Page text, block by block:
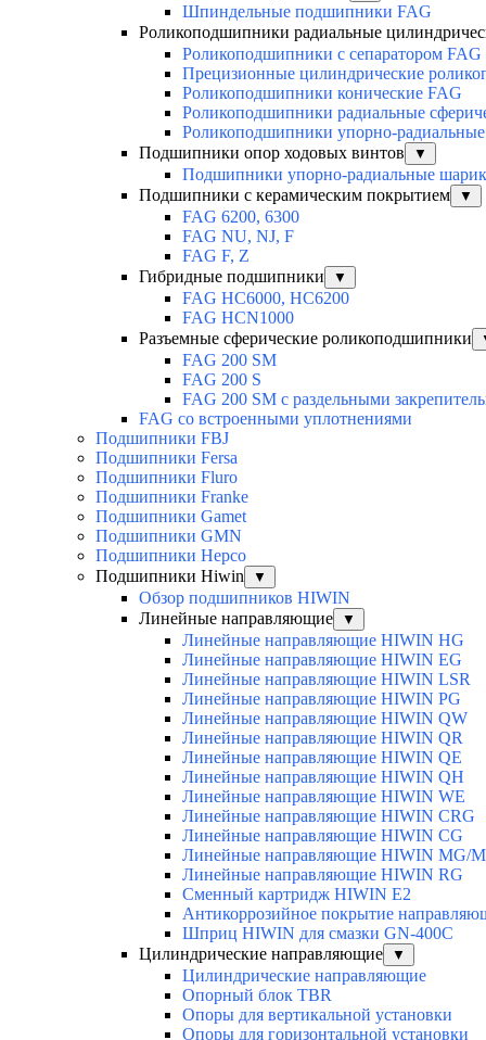
Шпиндельные подшипники FAG
Роликоподшипники радиальные
Роликоподшипники с сепаратором FAG
Прецизионные цилиндрические
Роликоподшипники конические FAG
Роликоподшипники радиальные
Роликоподшипники упорно-
Подшипники опор ходовых винтов
▼
Подшипники упорно-радиальные
Подшипники с керамическим покрытием
▼
FAG 6200, 6300
FAG NU, NJ, F
FAG F, Z
Гибридные подшипники
▼
FAG HC6000, HC6200
FAG HCN1000
Разъемные сферические роликоподшипники
FAG 200 SM
FAG 200 S
FAG 200 SM с раздельными
FAG со встроенными уплотнениями
Подшипники FBJ
Подшипники Fersa
Подшипники Fluro
Подшипники Franke
Подшипники Gamet
Подшипники GMN
Подшипники Hepco
Подшипники Hiwin
▼
Обзор подшипников HIWIN
Линейные направляющие
▼
Линейные направляющие HIWIN HG
Линейные направляющие HIWIN EG
Линейные направляющие HIWIN LSR
Линейные направляющие HIWIN PG
Линейные направляющие HIWIN QW
Линейные направляющие HIWIN QR
Линейные направляющие HIWIN QE
Линейные направляющие HIWIN QH
Линейные направляющие HIWIN WE
Линейные направляющие HIWIN CRG
Линейные направляющие HIWIN CG
Линейные направляющие HIWIN MG/
Линейные направляющие HIWIN RG
Сменный картридж HIWIN E2
Антикоррозийное покрытие
Шприц HIWIN для смазки GN-400C
Цилиндрические направляющие
▼
Цилиндрические направляющие
Опорный блок TBR
Опоры для вертикальной установки
Опоры для горизонтальной установки